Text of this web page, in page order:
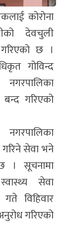
कोरोना
देवचुली
छ ।
गोविन्द
बन्द गरिएको
गरिने सेवा भने
। सूचनामा
सेवा
विहिवार
गरिएको